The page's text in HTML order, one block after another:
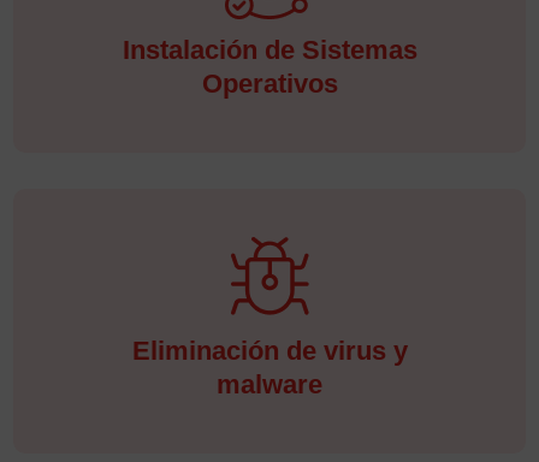
Instalación de Sistemas
Operativos
Eliminación de virus y
malware